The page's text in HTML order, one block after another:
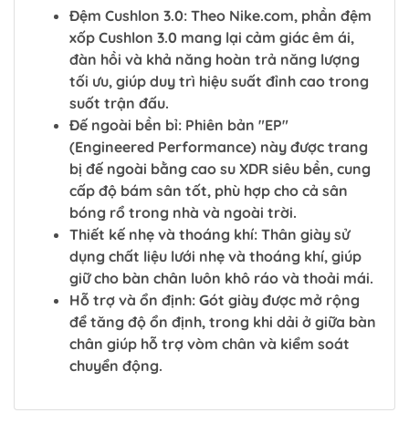
Đệm Cushlon 3.0: Theo Nike.com, phần đệm
xốp Cushlon 3.0 mang lại cảm giác êm ái,
đàn hồi và khả năng hoàn trả năng lượng
tối ưu, giúp duy trì hiệu suất đỉnh cao trong
suốt trận đấu.
Đế ngoài bền bỉ: Phiên bản "EP"
(Engineered Performance) này được trang
bị đế ngoài bằng cao su XDR siêu bền, cung
cấp độ bám sân tốt, phù hợp cho cả sân
bóng rổ trong nhà và ngoài trời.
Thiết kế nhẹ và thoáng khí: Thân giày sử
dụng chất liệu lưới nhẹ và thoáng khí, giúp
giữ cho bàn chân luôn khô ráo và thoải mái.
Hỗ trợ và ổn định: Gót giày được mở rộng
để tăng độ ổn định, trong khi dải ở giữa bàn
chân giúp hỗ trợ vòm chân và kiểm soát
chuyển động.